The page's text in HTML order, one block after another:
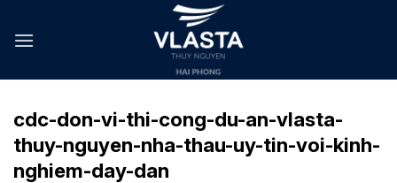
cdc-don-vi-thi-cong-du-an-vlasta-
thuy-nguyen-nha-thau-uy-tin-voi-kinh-
nghiem-day-dan